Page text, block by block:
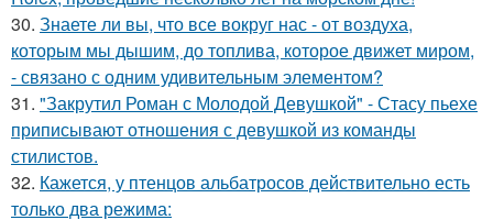
30. Знаете ли вы, что все вокруг нас - от воздуха,
которым мы дышим, до топлива, которое движет миром,
- связано с одним удивительным элементом?
31. "Закрутил Роман с Молодой Девушкой" - Стасу пьехе
приписывают отношения с девушкой из команды
стилистов.
32. Кажется, у птенцов альбатросов действительно есть
только два режима: